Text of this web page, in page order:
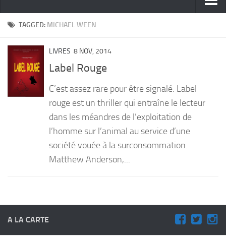
ACTUALITÉ
PORTRAITS
LIVRES
PRODUITS
TAGGED: MICHAEL WEEN
LIVRES 8 NOV, 2014
Label Rouge
C’est assez rare pour être signalé. Label
rouge est un thriller qui entraîne le lecteur
dans les méandres de l’exploitation de
l’homme sur l’animal au service d’une
société vouée à la surconsommation.
Matthew Anderson,...
A LA CARTE